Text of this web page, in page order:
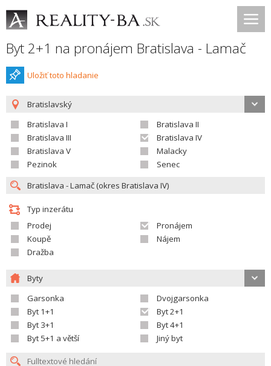
Byt 2+1 na pronájem Bratislava - Lamač
Uložiť toto hladanie
Bratislavský
Bratislava I
Bratislava II
Bratislava III
Bratislava IV
Bratislava V
Malacky
Pezinok
Senec
Typ inzerátu
Prodej
Pronájem
Koupě
Nájem
Dražba
Byty
Garsonka
Dvojgarsonka
Byt 1+1
Byt 2+1
Byt 3+1
Byt 4+1
Byt 5+1 a větší
Jiný byt